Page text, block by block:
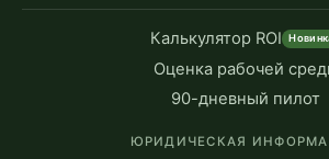
Калькулятор ROI
Оценка рабочей
90-дневный пилот
ЮРИДИЧЕСКАЯ